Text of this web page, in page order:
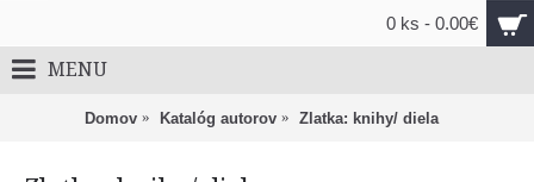
0 ks - 0.00€
MENU
Domov Katalóg autorov Zlatka: knihy/ diela